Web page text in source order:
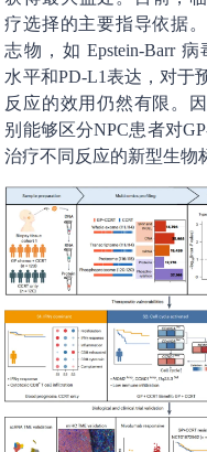
疗选择的主要指导依据
志物，如 Epstein-Barr
水平和PD-L1表达，对于
反应的效用仍然有限。
别能够区分NPC患者对
治疗不同反应的新型生物